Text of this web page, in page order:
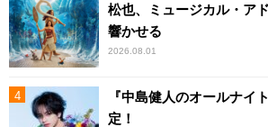
松也、ミュージカル・ア
響かせる
2026.08.01
『中島健人のオールナイ
定！